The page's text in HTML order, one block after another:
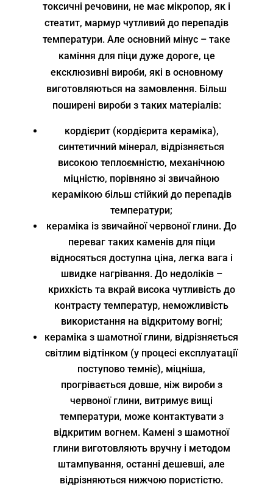
токсичні речовини, не має мікропор, як і
стеатит, мармур чутливий до перепадів
температури. Але основний мінус – таке
каміння для піци дуже дороге, це
ексклюзивні вироби, які в основному
виготовляються на замовлення. Більш
поширені вироби з таких матеріалів:
кордієрит (кордієрита кераміка),
синтетичний мінерал, відрізняється
високою теплоємністю, механічною
міцністю, порівняно зі звичайною
керамікою більш стійкий до перепадів
температури;
кераміка із звичайної червоної глини. До
переваг таких каменів для піци
відносяться доступна ціна, легка вага і
швидке нагрівання. До недоліків –
крихкість та вкрай висока чутливість до
контрасту температур, неможливість
використання на відкритому вогні;
кераміка з шамотної глини, відрізняється
світлим відтінком (у процесі експлуатації
поступово темніє), міцніша,
прогрівається довше, ніж вироби з
червоної глини, витримує вищі
температури, може контактувати з
відкритим вогнем. Камені з шамотної
глини виготовляють вручну і методом
штампування, останні дешевші, але
відрізняються нижчою пористістю.